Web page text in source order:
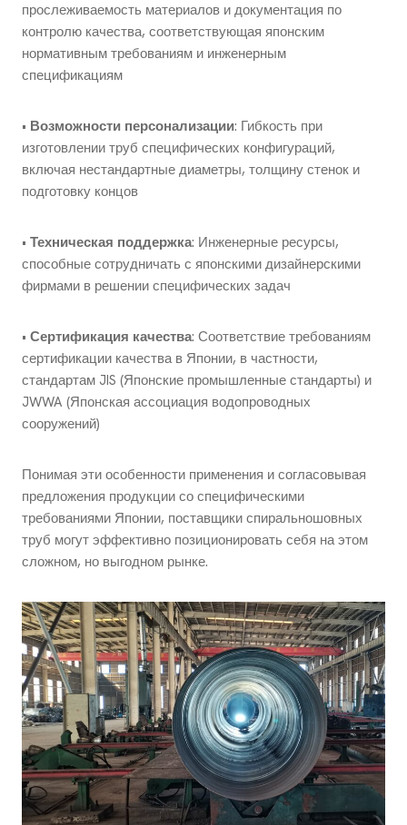
прослеживаемость материалов и документация по
контролю качества, соответствующая японским
нормативным требованиям и инженерным
спецификациям
• Возможности персонализации: Гибкость при
изготовлении труб специфических конфигураций,
включая нестандартные диаметры, толщину стенок и
подготовку концов
• Техническая поддержка: Инженерные ресурсы,
способные сотрудничать с японскими дизайнерскими
фирмами в решении специфических задач
• Сертификация качества: Соответствие требованиям
сертификации качества в Японии, в частности,
стандартам JIS (Японские промышленные стандарты) и
JWWA (Японская ассоциация водопроводных
сооружений)
Понимая эти особенности применения и согласовывая
предложения продукции со специфическими
требованиями Японии, поставщики спиральношовных
труб могут эффективно позиционировать себя на этом
сложном, но выгодном рынке.